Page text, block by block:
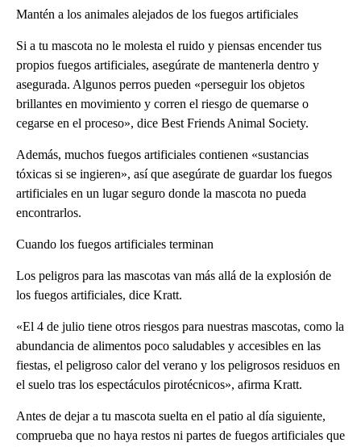
Mantén a los animales alejados de los fuegos artificiales
Si a tu mascota no le molesta el ruido y piensas encender tus
propios fuegos artificiales, asegúrate de mantenerla dentro y
asegurada. Algunos perros pueden «perseguir los objetos
brillantes en movimiento y corren el riesgo de quemarse o
cegarse en el proceso», dice Best Friends Animal Society.
Además, muchos fuegos artificiales contienen «sustancias
tóxicas si se ingieren», así que asegúrate de guardar los fuegos
artificiales en un lugar seguro donde la mascota no pueda
encontrarlos.
Cuando los fuegos artificiales terminan
Los peligros para las mascotas van más allá de la explosión de
los fuegos artificiales, dice Kratt.
«El 4 de julio tiene otros riesgos para nuestras mascotas, como la
abundancia de alimentos poco saludables y accesibles en las
fiestas, el peligroso calor del verano y los peligrosos residuos en
el suelo tras los espectáculos pirotécnicos», afirma Kratt.
Antes de dejar a tu mascota suelta en el patio al día siguiente,
comprueba que no haya restos ni partes de fuegos artificiales que